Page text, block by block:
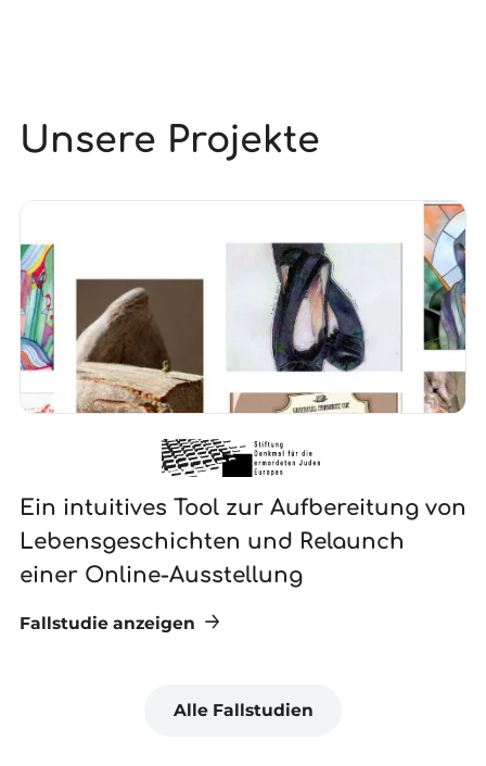
Unsere Projekte
Ein intuitives Tool zur Aufbereitung von
Lebensgeschichten und Relaunch
einer Online-Ausstellung
Fallstudie anzeigen
Alle Fallstudien